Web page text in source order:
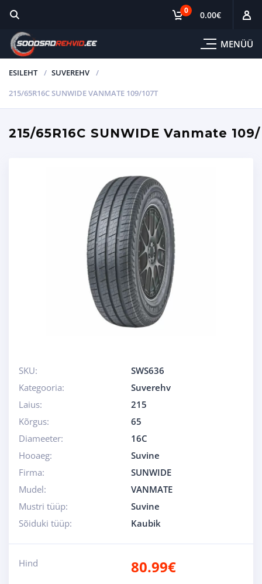
MENÜÜ
0 0.00€
ESILEHT
SUVEREHV
215/65R16C SUNWIDE VANMATE 109/107T
215/65R16C SUNWIDE Vanmate
SKU:
SWS636
Kategooria:
Suverehv
Laius:
215
Kõrgus:
65
Diameeter:
16C
Hooaeg:
Suvine
Firma:
SUNWIDE
Mudel:
VANMATE
Mustri tüüp:
Suvine
Sõiduki tüüp:
Kaubik
Hind 80.99€